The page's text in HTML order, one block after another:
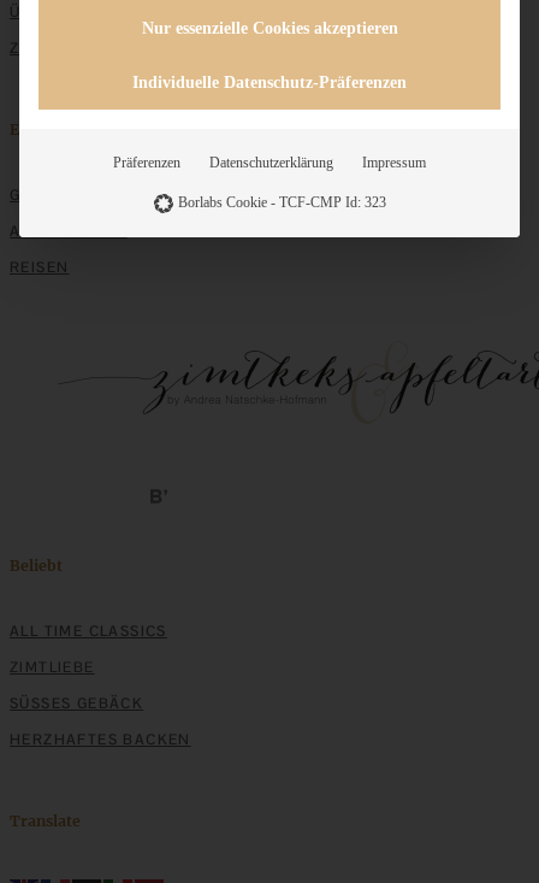
ÜBER MICH
ZUSAMMENARBEIT
Entdecken
GRUNDLAGEN
ALLE REZEPTE
REISEN
Beliebt
ALL TIME CLASSICS
ZIMTLIEBE
SÜSSES GEBÄCK
HERZHAFTES BACKEN
Translate
Nur essenzielle Cookies akzeptieren
Individuelle Datenschutz-Präferenzen
Präferenzen Datenschutzerklärung Impressum
Borlabs Cookie - TCF-CMP Id: 323